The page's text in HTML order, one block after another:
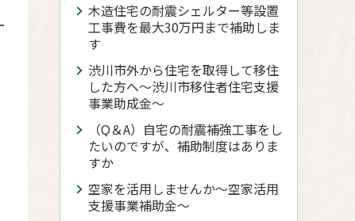
木造住宅の耐震シェルター等設置
工事費を最大30万円まで補助しま
す
渋川市外から住宅を取得して移住
した方へ〜渋川市移住者住宅支援
事業助成金〜
（Q＆A）自宅の耐震補強工事をし
たいのですが、補助制度はありま
すか
空家を活用しませんか～空家活用
支援事業補助金～